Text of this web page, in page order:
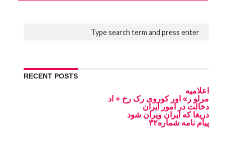
RECENT POSTS
اعلامیه
مرلو ر» اور کوروی رک رخ + اد
دخالت در امور ایران
دریغا که ایران ویران شود
پیام نامه شماره۳۲